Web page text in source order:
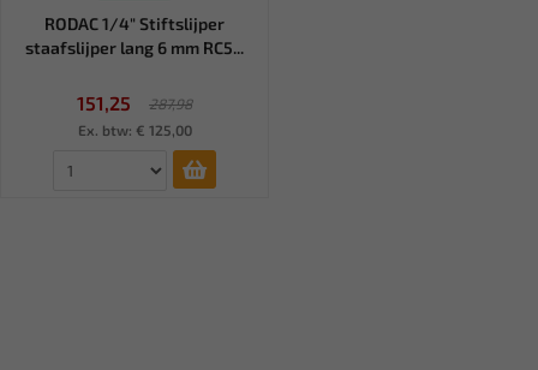
RODAC 1/4" Stiftslijper
staafslijper lang 6 mm RC5...
151,25
287,98
Ex. btw: € 125,00